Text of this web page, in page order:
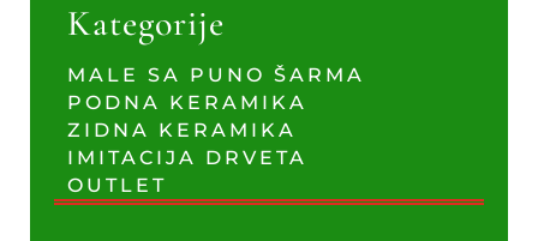
Kategorije
MALE SA PUNO ŠARMA
PODNA KERAMIKA
ZIDNA KERAMIKA
IMITACIJA DRVETA
OUTLET